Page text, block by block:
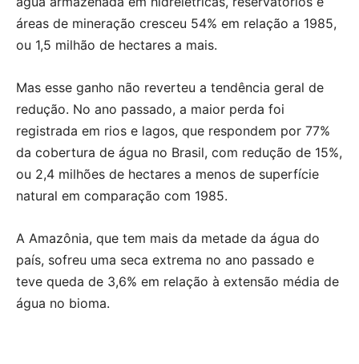
áreas de mineração cresceu 54% em relação a 1985,
ou 1,5 milhão de hectares a mais.
Mas esse ganho não reverteu a tendência geral de
redução. No ano passado, a maior perda foi
registrada em rios e lagos, que respondem por 77%
da cobertura de água no Brasil, com redução de 15%,
ou 2,4 milhões de hectares a menos de superfície
natural em comparação com 1985.
A Amazônia, que tem mais da metade da água do
país, sofreu uma seca extrema no ano passado e
teve queda de 3,6% em relação à extensão média de
água no bioma.